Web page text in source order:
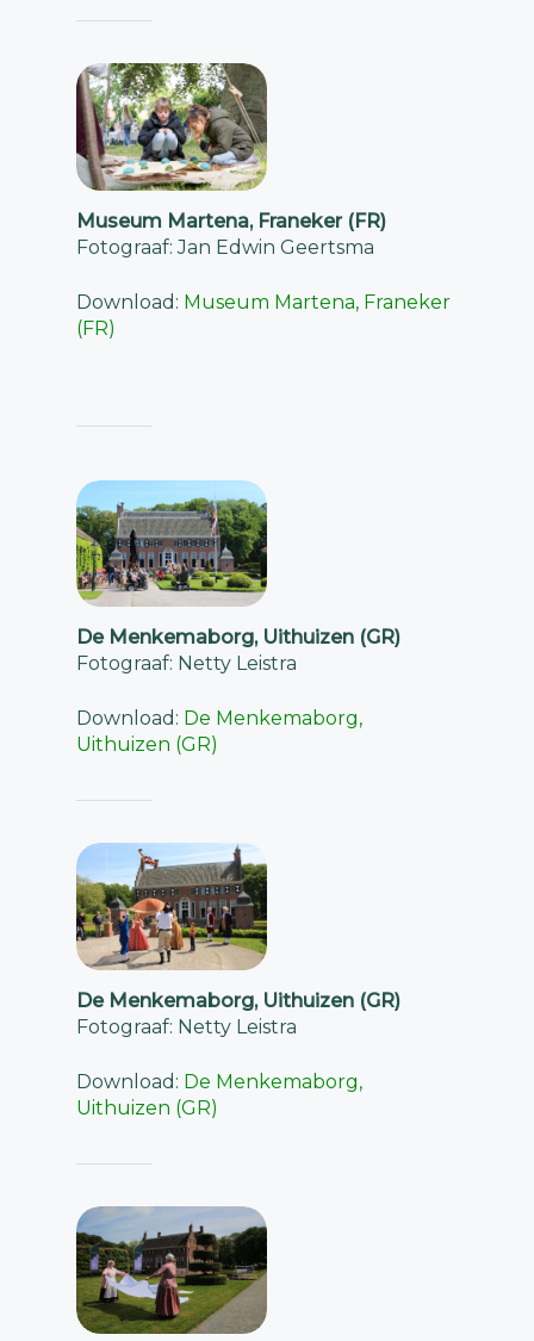
Museum Martena, Franeker (FR)
Fotograaf: Jan Edwin Geertsma
Download: Museum Martena, Franeker
(FR)
De Menkemaborg, Uithuizen (GR)
Fotograaf: Netty Leistra
Download: De Menkemaborg,
Uithuizen (GR)
De Menkemaborg, Uithuizen (GR)
Fotograaf: Netty Leistra
Download: De Menkemaborg,
Uithuizen (GR)